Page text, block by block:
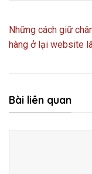
Những cách giữ
hàng ở lại website
Bài liên quan